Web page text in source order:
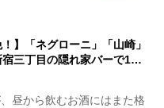
】「ネグローニ」「山崎」
宿三丁目の隠れ家バーで1…
昼から飲むお酒にはまた格